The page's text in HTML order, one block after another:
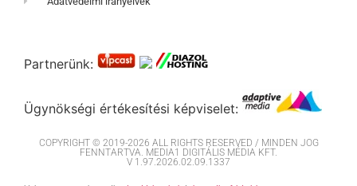
Partnerünk:
Ügynökségi értékesítési képviselet:
COPYRIGHT © 2019-2026 ALL RIGHTS RESERVED / MINDEN JOG
FENNTARTVA. MEDIA1 DIGITÁLIS MÉDIA KFT.
V 1.97.2026.02.09.1337